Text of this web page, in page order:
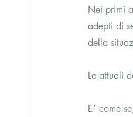
Nei primi
adepti di
della
Le attuali
E’ come